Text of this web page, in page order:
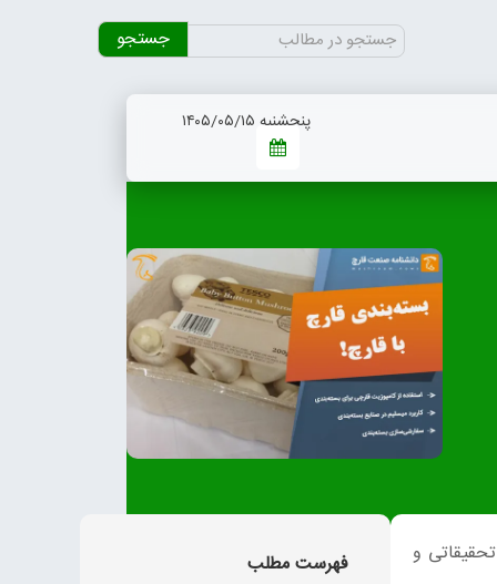
جستجو
برای:
پنجشنبه ۱۴۰۵/۰۵/۱۵
و
فهرست مطلب